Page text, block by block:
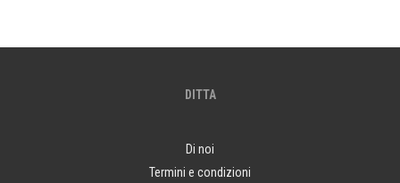
DITTA
Di noi
Termini e condizioni